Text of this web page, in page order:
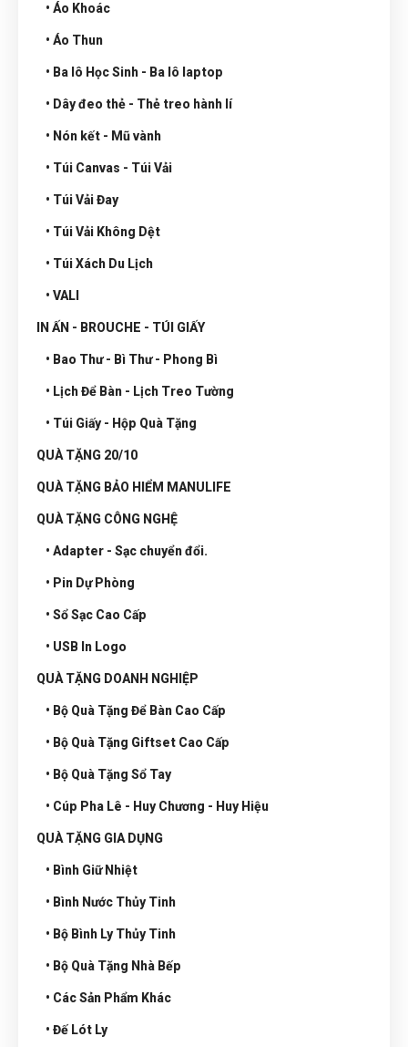
• Áo Khoác
• Áo Thun
• Ba lô Học Sinh - Ba lô laptop
• Dây đeo thẻ - Thẻ treo hành lí
• Nón kết - Mũ vành
• Túi Canvas - Túi Vải
• Túi Vải Đay
• Túi Vải Không Dệt
• Túi Xách Du Lịch
• VALI
IN ẤN - BROUCHE - TÚI GIẤY
• Bao Thư - Bì Thư - Phong Bì
• Lịch Để Bàn - Lịch Treo Tường
• Túi Giấy - Hộp Quà Tặng
QUÀ TẶNG 20/10
QUÀ TẶNG BẢO HIỂM MANULIFE
QUÀ TẶNG CÔNG NGHỆ
• Adapter - Sạc chuyển đổi.
• Pin Dự Phòng
• Sổ Sạc Cao Cấp
• USB In Logo
QUÀ TẶNG DOANH NGHIỆP
• Bộ Quà Tặng Để Bàn Cao Cấp
• Bộ Quà Tặng Giftset Cao Cấp
• Bộ Quà Tặng Sổ Tay
• Cúp Pha Lê - Huy Chương - Huy Hiệu
QUÀ TẶNG GIA DỤNG
• Bình Giữ Nhiệt
• Bình Nước Thủy Tinh
• Bộ Bình Ly Thủy Tinh
• Bộ Quà Tặng Nhà Bếp
• Các Sản Phẩm Khác
• Đế Lót Ly